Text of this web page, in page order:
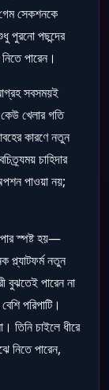
সেকশনকে
পুরনো পছন্দের
পারেন।
আগ্রহ সবসময়ই
খেলার গতি
কারণে নতুন
চাহিদার
পাওয়া নয়;
স্পষ্ট হয়—
নতুন
বুঝতেই পারেন না
পরিপাটি।
তিনি চাইলে ধীরে
নিতে পারেন,